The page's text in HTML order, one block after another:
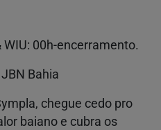
00h-encerramento.
Bahia
chegue cedo pro
baiano e cubra os